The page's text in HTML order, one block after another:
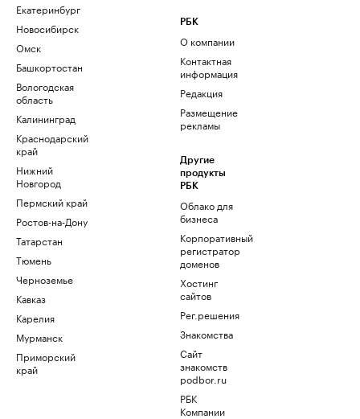
Екатеринбург
Новосибирск
Омск
Башкортостан
Вологодская
область
Калининград
Краснодарский
край
Нижний
Новгород
Пермский край
Ростов-на-Дону
Татарстан
Тюмень
Черноземье
Кавказ
Карелия
Мурманск
Приморский
край
РБК
О компании
Контактная
информация
Редакция
Размещение
рекламы
Другие
продукты
РБК
Облако для
бизнеса
Корпоративный
регистратор
доменов
Хостинг
сайтов
Рег.решения
Знакомства
Сайт
знакомств
podbor.ru
РБК
Компании